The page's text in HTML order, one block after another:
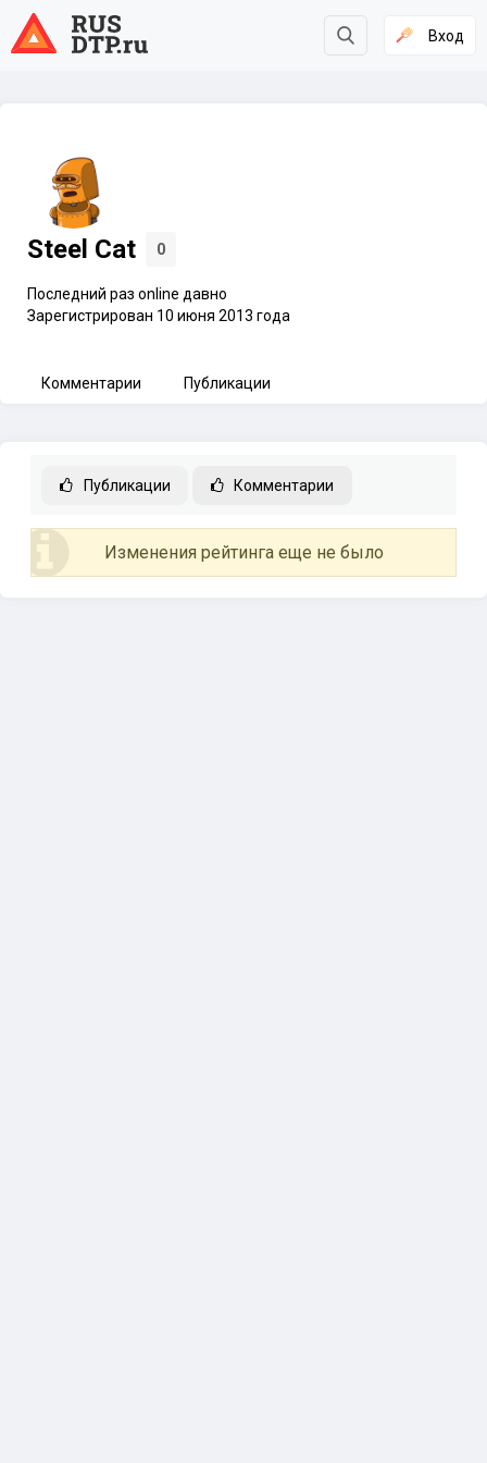
Вход
Steel Cat 0
Последний раз online давно
Зарегистрирован 10 июня 2013 года
Комментарии Публикации
Публикации Комментарии
Изменения рейтинга еще не было